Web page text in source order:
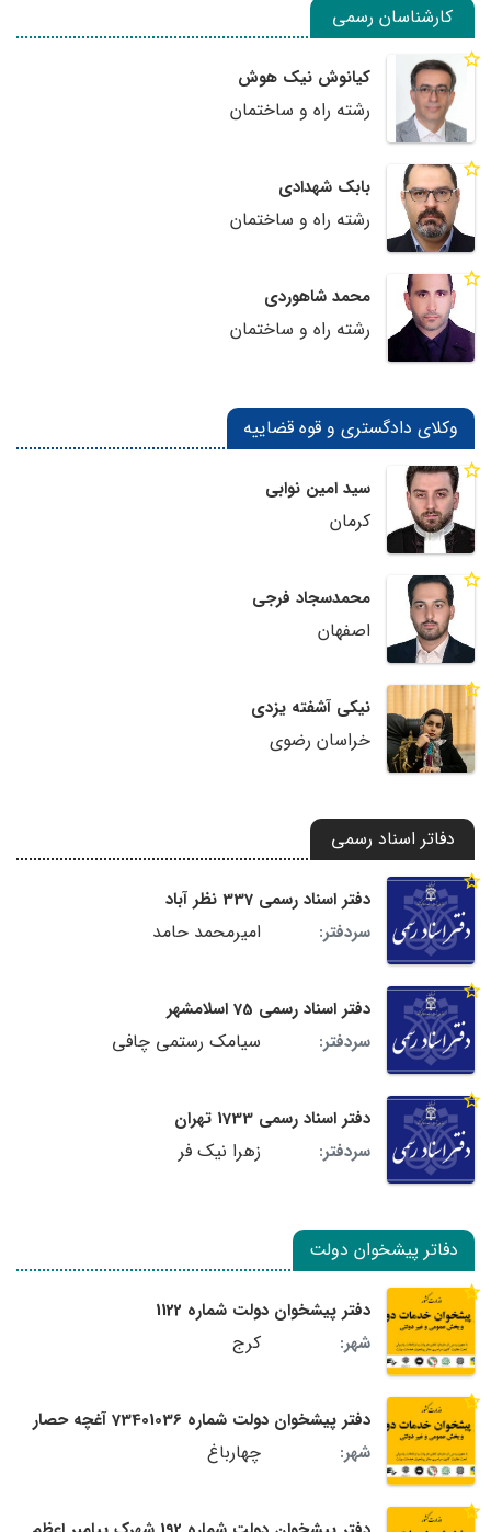
کارشناسان رسمی
کیانوش نیک هوش
رشته راه و ساختمان
بابک شهدادی
رشته راه و ساختمان
محمد شاهوردی
رشته راه و ساختمان
وکلای دادگستری و قوه قضاییه
سید امین نوابی
کرمان
محمدسجاد فرجی
اصفهان
نیکی آشفته یزدی
خراسان رضوی
دفاتر اسناد رسمی
دفتر اسناد رسمی 337 نظر آباد
سردفتر:
امیرمحمد حامد
دفتر اسناد رسمی 75 اسلامشهر
سردفتر:
سیامک رستمی چافی
دفتر اسناد رسمی 1733 تهران
سردفتر:
زهرا نیک فر
دفاتر پیشخوان دولت
دفتر پیشخوان دولت شماره 1122
شهر:
کرج
دفتر پیشخوان دولت شماره 73401036 آغچه حصار
شهر:
چهارباغ